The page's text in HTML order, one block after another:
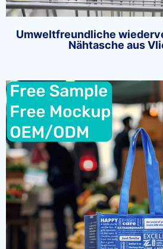
Umweltfreundliche
Nähtasche aus